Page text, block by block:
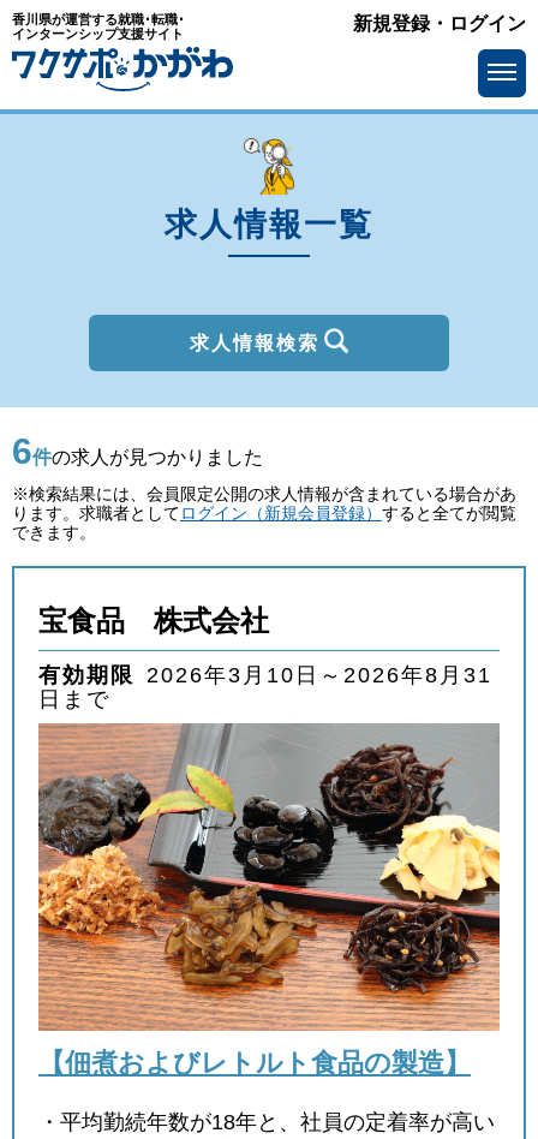
香川県が運営する就職･転職･
インターンシップ支援サイト
新規登録・ログイン
求人情報一覧
求人情報検索
種別を選ぶ
基本給を選ぶ
転勤の有無で選ぶ
外国人材採用で選ぶ
キーワード
閉じる
6件の求人が見つかりました
※検索結果には、会員限定公開の求人情報が含まれている場合があ
ります。求職者としてログイン（新規会員登録） すると全てが閲覧
できます。
宝食品 株式会社
有効期限 2026年3月10日～2026年8月31
日まで
【佃煮およびレトルト食品の製造】
・平均勤続年数が18年と、社員の定着率が高い